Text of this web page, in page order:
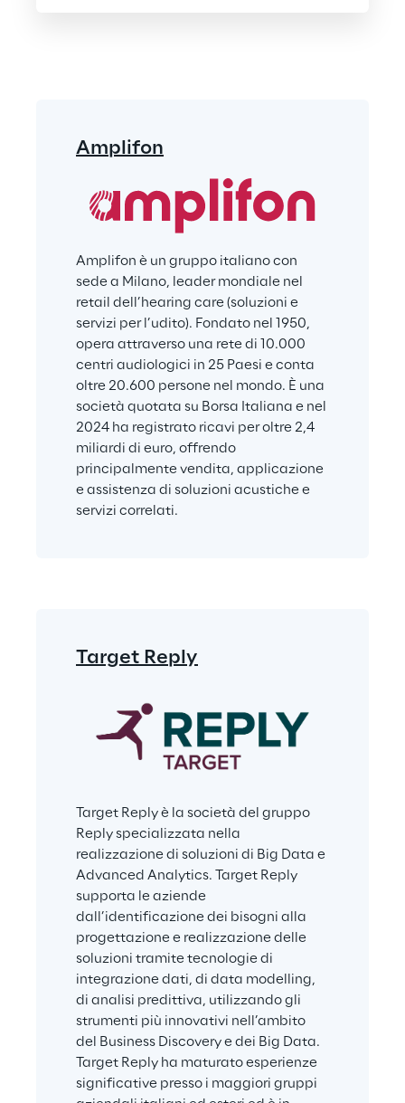
Amplifon
Amplifon è un gruppo italiano con
sede a Milano, leader mondiale nel
retail dell’hearing care (soluzioni e
servizi per l’udito). Fondato nel 1950,
opera attraverso una rete di 10.000
centri audiologici in 25 Paesi e conta
oltre 20.600 persone nel mondo. È una
società quotata su Borsa Italiana e nel
2024 ha registrato ricavi per oltre 2,4
miliardi di euro, offrendo
principalmente vendita, applicazione
e assistenza di soluzioni acustiche e
servizi correlati.
Target Reply
Target Reply è la società del gruppo
Reply specializzata nella
realizzazione di soluzioni di Big Data e
Advanced Analytics. Target Reply
supporta le aziende
dall’identificazione dei bisogni alla
progettazione e realizzazione delle
soluzioni tramite tecnologie di
integrazione dati, di data modelling,
di analisi predittiva, utilizzando gli
strumenti più innovativi nell’ambito
del Business Discovery e dei Big Data.
Target Reply ha maturato esperienze
significative presso i maggiori gruppi